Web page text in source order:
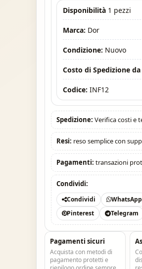
Disponibilità 1 pezzi
Marca: Dor
Condizione: Nuovo
Costo di Spedizione da
Codice:INF12
Spedizione: Verifica costi e
Resi: reso semplice con
Pagamenti: transazioni
Condividi:
Condividi WhatsApp
Pinterest
Telegram
Pagamenti sicuri
Acquista con metodi di
pagamento protetti e